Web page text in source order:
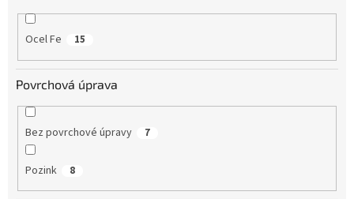
Ocel Fe 15
Povrchová úprava
Bez povrchové úpravy 7
Pozink 8